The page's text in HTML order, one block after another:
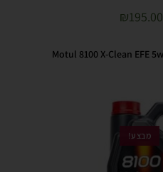
₪195.00
מבצע!